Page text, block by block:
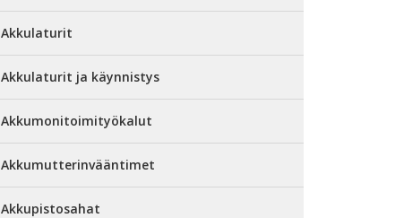
Akkulaturit
Akkulaturit ja käynnistys
Akkumonitoimityökalut
Akkumutterinvääntimet
Akkupistosahat